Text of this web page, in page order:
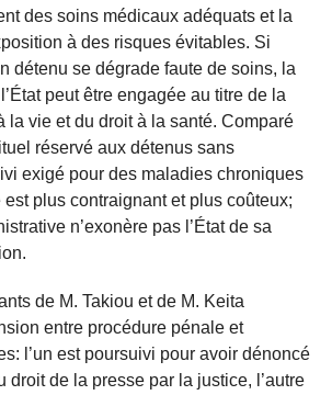
des soins médicaux adéquats et la
à des risques évitables. Si
détenu se dégrade faute de soins, la
peut être engagée au titre de la
la vie et du droit à la santé. Comparé
réservé aux détenus sans
exigé pour des maladies chroniques
plus contraignant et plus coûteux;
n’exonère pas l’État de sa
de M. Takiou et de M. Keita
entre procédure pénale et
l’un est poursuivi pour avoir dénoncé
droit de la presse par la justice, l’autre